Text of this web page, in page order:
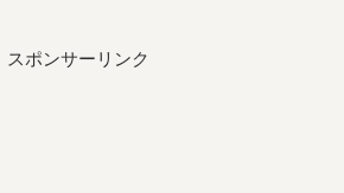
スポンサーリンク